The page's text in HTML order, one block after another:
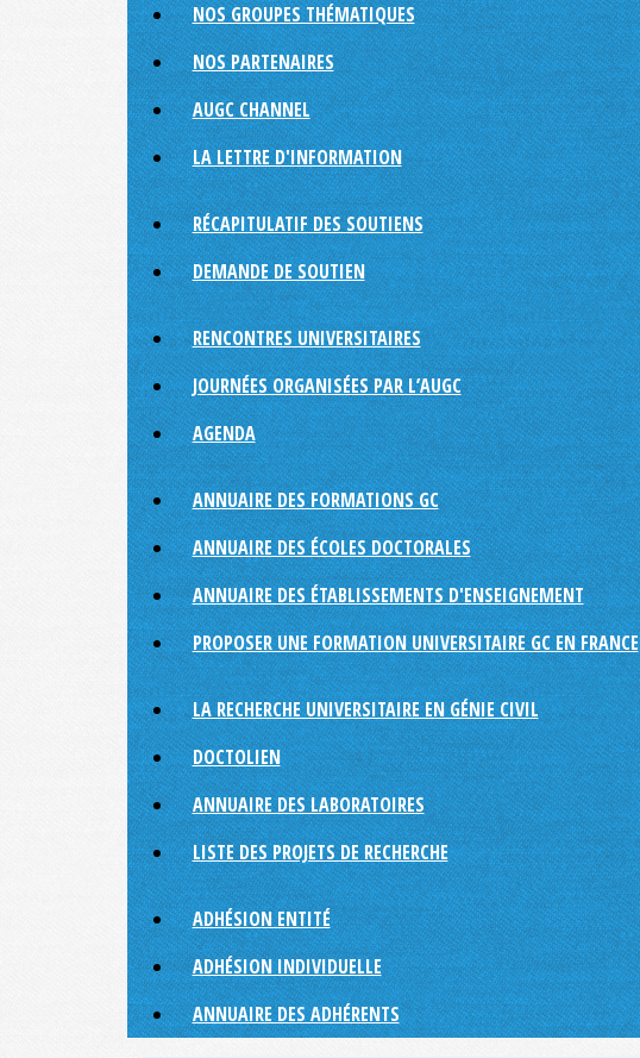
NOS GROUPES THÉMATIQUES
NOS PARTENAIRES
AUGC CHANNEL
LA LETTRE D'INFORMATION
RÉCAPITULATIF DES SOUTIENS
DEMANDE DE SOUTIEN
RENCONTRES UNIVERSITAIRES
JOURNÉES ORGANISÉES PAR L’AUGC
AGENDA
ANNUAIRE DES FORMATIONS GC
ANNUAIRE DES ÉCOLES DOCTORALES
ANNUAIRE DES ÉTABLISSEMENTS D'ENSEIGNEMENT
PROPOSER UNE FORMATION UNIVERSITAIRE GC EN FRANCE
LA RECHERCHE UNIVERSITAIRE EN GÉNIE CIVIL
DOCTOLIEN
ANNUAIRE DES LABORATOIRES
LISTE DES PROJETS DE RECHERCHE
ADHÉSION ENTITÉ
ADHÉSION INDIVIDUELLE
ANNUAIRE DES ADHÉRENTS